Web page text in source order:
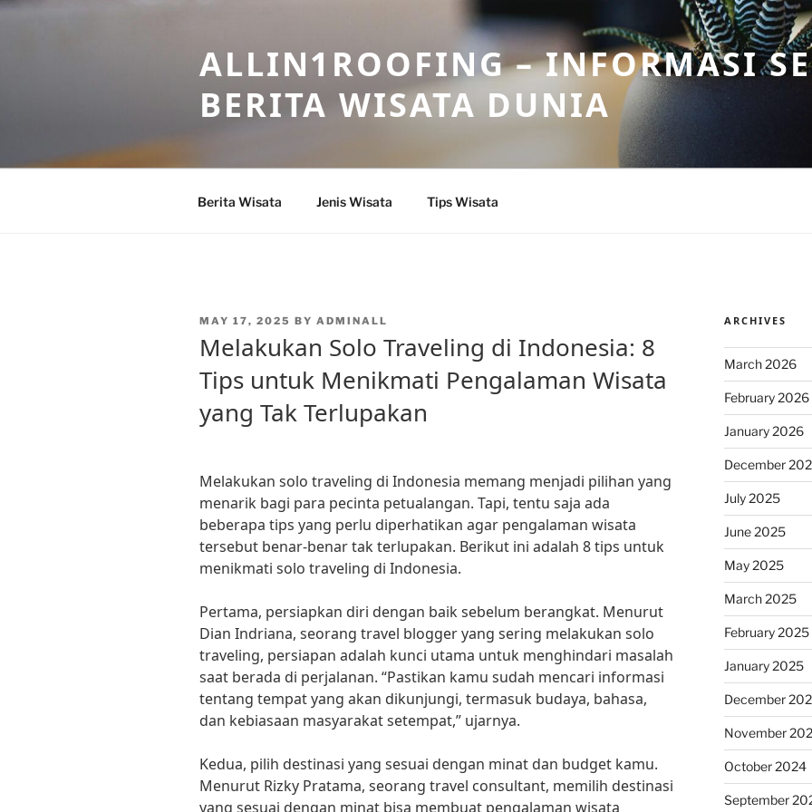
Skip
ALLIN1ROOFING – INFORMASI
BERITA WISATA DUNIA
Berita Wisata Jenis Wisata Tips Wisata
POSTED
MAY 17, 2025 BY ADMINALL
Melakukan Solo Traveling di Indonesia: 8
Tips untuk Menikmati Pengalaman Wisata
yang Tak Terlupakan
Melakukan solo traveling di Indonesia memang menjadi pilihan yang
menarik bagi para pecinta petualangan. Tapi, tentu saja ada
beberapa tips yang perlu diperhatikan agar pengalaman wisata
tersebut benar-benar tak terlupakan. Berikut ini adalah 8 tips untuk
menikmati solo traveling di Indonesia.
Pertama, persiapkan diri dengan baik sebelum berangkat. Menurut
Dian Indriana, seorang travel blogger yang sering melakukan solo
traveling, persiapan adalah kunci utama untuk menghindari masalah
saat berada di perjalanan. “Pastikan kamu sudah mencari informasi
tentang tempat yang akan dikunjungi, termasuk budaya, bahasa,
dan kebiasaan masyarakat setempat,” ujarnya.
Kedua, pilih destinasi yang sesuai dengan minat dan budget kamu.
Menurut Rizky Pratama, seorang travel consultant, memilih destinasi
yang sesuai dengan minat bisa membuat pengalaman wisata
ARCHIVES
March 2026
February 2026
January 2026
December
July 2025
June 2025
May 2025
March 2025
February 2025
January 2025
December
November
October 2024
September